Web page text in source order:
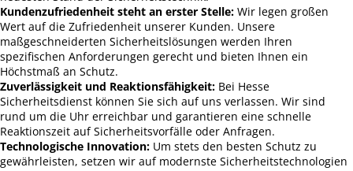
Kundenzufriedenheit steht an erster Stelle: Wir legen großen
Wert auf die Zufriedenheit unserer Kunden. Unsere
maßgeschneiderten Sicherheitslösungen werden Ihren
spezifischen Anforderungen gerecht und bieten Ihnen ein
Höchstmaß an Schutz.
Zuverlässigkeit und Reaktionsfähigkeit: Bei Hesse
Sicherheitsdienst können Sie sich auf uns verlassen. Wir sind
rund um die Uhr erreichbar und garantieren eine schnelle
Reaktionszeit auf Sicherheitsvorfälle oder Anfragen.
Technologische Innovation: Um stets den besten Schutz zu
gewährleisten, setzen wir auf modernste Sicherheitstechnologien